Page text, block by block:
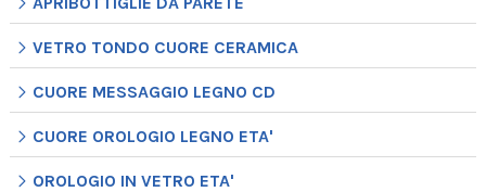
VETRO TONDO CUORE CERAMICA
CUORE MESSAGGIO LEGNO CD
CUORE OROLOGIO LEGNO ETA'
OROLOGIO IN VETRO ETA'